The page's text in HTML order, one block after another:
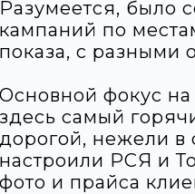
Разумеется, было
кампаний по
показа, с разными
Основной фокус
здесь самый
дорогой, нежели в
настроили РСЯ и
фото и прайса